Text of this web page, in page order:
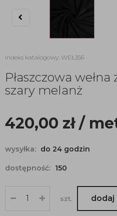
indeks katalogowy: WEŁ356
Płaszczowa
szary melanż
420,00 zł/
wysyłka: do 24 godzin
dostępność: 150
szt. dodaj